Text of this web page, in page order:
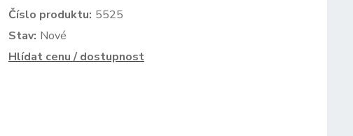
Číslo produktu: 5525
Stav: Nové
Hlídat cenu / dostupnost